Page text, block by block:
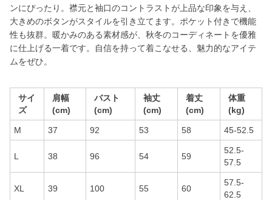
ンにぴったり。襟元と袖口のコントラストが上品な印象を与え、
大きめのボタンがスタイルを引き立てます。ポケット付きで機能
性も抜群。暖かみのある素材感が、秋冬のコーディネートを優雅
に仕上げる一着です。自信を持って着こなせる、魅力的なアイテ
ムをぜひ。
サイ
ズ
肩幅
(cm)
バスト
(cm)
袖丈
(cm)
着丈
(cm)
体重
(kg)
M 37 92 53 58 45-52.5
L 38 96 54 59
52.5-
57.5
XL 39 100 55 60
57.5-
62.5